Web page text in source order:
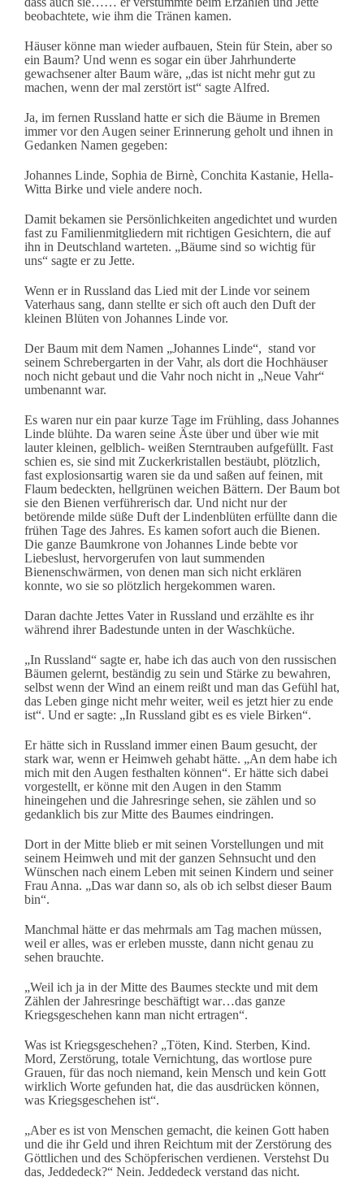
beobachtete, wie ihm die Tränen kamen.
Häuser könne man wieder aufbauen, Stein für Stein, aber so
ein Baum? Und wenn es sogar ein über Jahrhunderte
gewachsener alter Baum wäre, „das ist nicht mehr gut zu
machen, wenn der mal zerstört ist“ sagte Alfred.
Ja, im fernen Russland hatte er sich die Bäume in Bremen
immer vor den Augen seiner Erinnerung geholt und ihnen in
Gedanken Namen gegeben:
Johannes Linde, Sophia de Birnè, Conchita Kastanie, Hella-
Witta Birke und viele andere noch.
Damit bekamen sie Persönlichkeiten angedichtet und wurden
fast zu Familienmitgliedern mit richtigen Gesichtern, die auf
ihn in Deutschland warteten. „Bäume sind so wichtig für
uns“ sagte er zu Jette.
Wenn er in Russland das Lied mit der Linde vor seinem
Vaterhaus sang, dann stellte er sich oft auch den Duft der
kleinen Blüten von Johannes Linde vor.
Der Baum mit dem Namen „Johannes Linde“, stand vor
seinem Schrebergarten in der Vahr, als dort die Hochhäuser
noch nicht gebaut und die Vahr noch nicht in „Neue Vahr“
umbenannt war.
Es waren nur ein paar kurze Tage im Frühling, dass Johannes
Linde blühte. Da waren seine Äste über und über wie mit
lauter kleinen, gelblich- weißen Sterntrauben aufgefüllt. Fast
schien es, sie sind mit Zuckerkristallen bestäubt, plötzlich,
fast explosionsartig waren sie da und saßen auf feinen, mit
Flaum bedeckten, hellgrünen weichen Bättern. Der Baum bot
sie den Bienen verführerisch dar. Und nicht nur der
betörende milde süße Duft der Lindenblüten erfüllte dann die
frühen Tage des Jahres. Es kamen sofort auch die Bienen.
Die ganze Baumkrone von Johannes Linde bebte vor
Liebeslust, hervorgerufen von laut summenden
Bienenschwärmen, von denen man sich nicht erklären
konnte, wo sie so plötzlich hergekommen waren.
Daran dachte Jettes Vater in Russland und erzählte es ihr
während ihrer Badestunde unten in der Waschküche.
„In Russland“ sagte er, habe ich das auch von den russischen
Bäumen gelernt, beständig zu sein und Stärke zu bewahren,
selbst wenn der Wind an einem reißt und man das Gefühl hat,
das Leben ginge nicht mehr weiter, weil es jetzt hier zu ende
ist“. Und er sagte: „In Russland gibt es es viele Birken“.
Er hätte sich in Russland immer einen Baum gesucht, der
stark war, wenn er Heimweh gehabt hätte. „An dem habe ich
mich mit den Augen festhalten können“. Er hätte sich dabei
vorgestellt, er könne mit den Augen in den Stamm
hineingehen und die Jahresringe sehen, sie zählen und so
gedanklich bis zur Mitte des Baumes eindringen.
Dort in der Mitte blieb er mit seinen Vorstellungen und mit
seinem Heimweh und mit der ganzen Sehnsucht und den
Wünschen nach einem Leben mit seinen Kindern und seiner
Frau Anna. „Das war dann so, als ob ich selbst dieser Baum
bin“.
Manchmal hätte er das mehrmals am Tag machen müssen,
weil er alles, was er erleben musste, dann nicht genau zu
sehen brauchte.
„Weil ich ja in der Mitte des Baumes steckte und mit dem
Zählen der Jahresringe beschäftigt war…das ganze
Kriegsgeschehen kann man nicht ertragen“.
Was ist Kriegsgeschehen? „Töten, Kind. Sterben, Kind.
Mord, Zerstörung, totale Vernichtung, das wortlose pure
Grauen, für das noch niemand, kein Mensch und kein Gott
wirklich Worte gefunden hat, die das ausdrücken können,
was Kriegsgeschehen ist“.
„Aber es ist von Menschen gemacht, die keinen Gott haben
und die ihr Geld und ihren Reichtum mit der Zerstörung des
Göttlichen und des Schöpferischen verdienen. Verstehst Du
das, Jeddedeck?“ Nein. Jeddedeck verstand das nicht.